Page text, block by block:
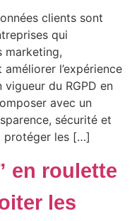
clients sont
qui
marketing,
l’expérience
vigueur du RGPD en
avec un
sécurité et
protéger les […]
en roulette
les